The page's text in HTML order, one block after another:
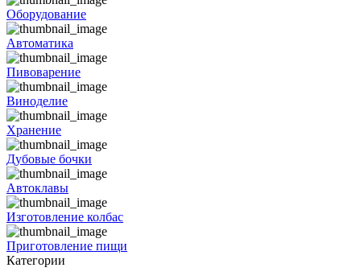
Оборудование
Автоматика
Пивоварение
Виноделие
Хранение
Дубовые бочки
Автоклавы
Изготовление колбас
Приготовление пищи
Категории